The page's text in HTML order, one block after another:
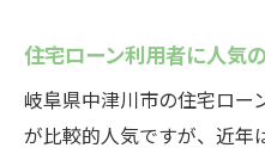
住宅ローン利用者に人気
岐阜県中津川市の住宅ロー
が比較的人気ですが、近年